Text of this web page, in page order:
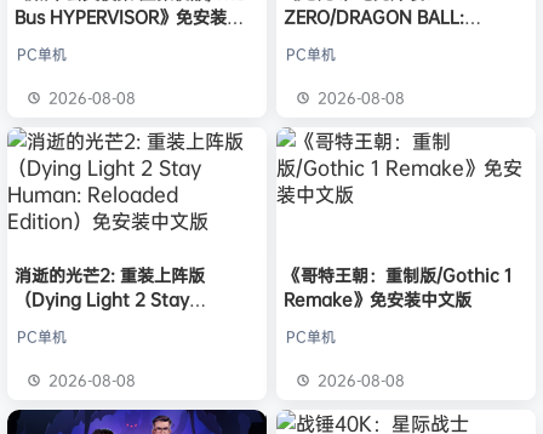
Bus HYPERVISOR》免安装中
PC单机
2026-08-08
ZERO/DRAGON BALL:
版
PC单机
2026-08-08
消逝的光芒2: 重装上阵版
（Dying Light 2 Stay
免安装中文版
PC单机
2026-08-08
《哥特王朝：重制版/Gothic 1
Remake》免安装中文版
PC单机
2026-08-08